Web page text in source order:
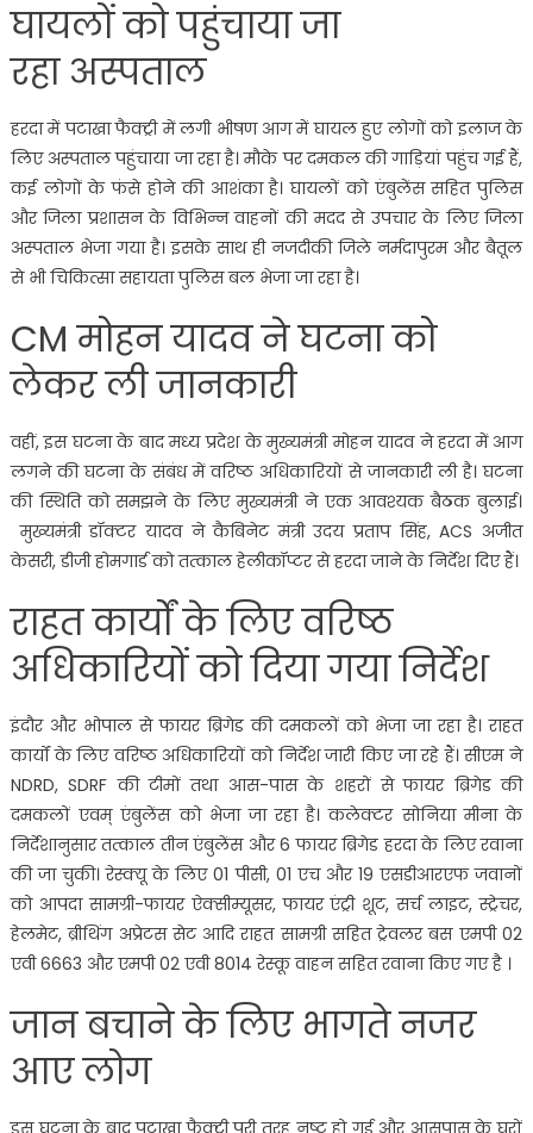
घायलों को पहुंचाया जा
रहा अस्पताल
हरदा में पटाखा फैक्ट्री में लगी भीषण आग में घायल हुए लोगों को इलाज के
लिए अस्पताल पहुंचाया जा रहा है। मौके पर दमकल की गाड़ियां पहुंच गई हैं,
कई लोगों के फंसे होने की आशंका है। घायलों को एंबुलेंस सहित पुलिस
और जिला प्रशासन के विभिन्न वाहनों की मदद से उपचार के लिए जिला
अस्पताल भेजा गया है। इसके साथ ही नजदीकी जिले नर्मदापुरम और बैतूल
से भी चिकित्सा सहायता पुलिस बल भेजा जा रहा है।
CM मोहन यादव ने घटना को
लेकर ली जानकारी
वहीं, इस घटना के बाद मध्य प्रदेश के मुख्यमंत्री मोहन यादव ने हरदा में आग
लगने की घटना के संबंध में वरिष्ठ अधिकारियों से जानकारी ली है। घटना
की स्थिति को समझने के लिए मुख्यमंत्री ने एक आवश्यक बैठक बुलाई।
मुख्यमंत्री डॉक्टर यादव ने कैबिनेट मंत्री उदय प्रताप सिंह, ACS अजीत
केसरी, डीजी होमगार्ड को तत्काल हेलीकॉप्टर से हरदा जाने के निर्देश दिए हैं।
राहत कार्यों के लिए वरिष्ठ
अधिकारियों को दिया गया निर्देश
इंदौर और भोपाल से फायर ब्रिगेड की दमकलों को भेजा जा रहा है। राहत
कार्यों के लिए वरिष्ठ अधिकारियों को निर्देश जारी किए जा रहे हैं। सीएम ने
NDRD, SDRF की टीमों तथा आस-पास के शहरों से फायर ब्रिगेड की
दमकलों एवम् एंबुलेंस को भेजा जा रहा है। कलेक्टर सोनिया मीना के
निर्देशानुसार तत्काल तीन एंबुलेंस और 6 फायर ब्रिगेड हरदा के लिए रवाना
की जा चुकी। रेस्क्यू के लिए 01 पीसी, 01 एच और 19 एसडीआरएफ जवानों
को आपदा सामग्री-फायर ऐक्सीम्यूसर, फायर एंट्री शूट, सर्च लाइट, स्ट्रेचर,
हेलमेट, ब्रीथिंग अप्रेटस सेट आदि राहत सामग्री सहित ट्रेवलर बस एमपी 02
एवी 6663 और एमपी 02 एवी 8014 रेस्कू वाहन सहित रवाना किए गए है ।
जान बचाने के लिए भागते नजर
आए लोग